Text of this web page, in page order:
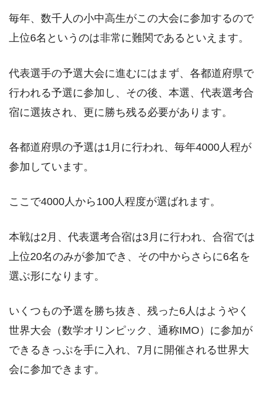
毎年、数千人の小中高生がこの大会に参加するので
上位6名というのは非常に難関であるといえます。
代表選手の予選大会に進むにはまず、各都道府県で
行われる予選に参加し、その後、本選、代表選考合
宿に選抜され、更に勝ち残る必要があります。
各都道府県の予選は1月に行われ、毎年4000人程が
参加しています。
ここで4000人から100人程度が選ばれます。
本戦は2月、代表選考合宿は3月に行われ、合宿では
上位20名のみが参加でき、その中からさらに6名を
選ぶ形になります。
いくつもの予選を勝ち抜き、残った6人はようやく
世界大会（数学オリンピック、通称IMO）に参加が
できるきっぷを手に入れ、7月に開催される世界大
会に参加できます。